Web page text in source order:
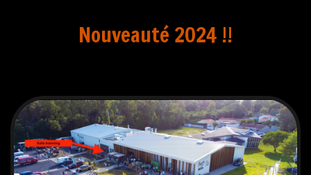
Nouveauté 2024 !!